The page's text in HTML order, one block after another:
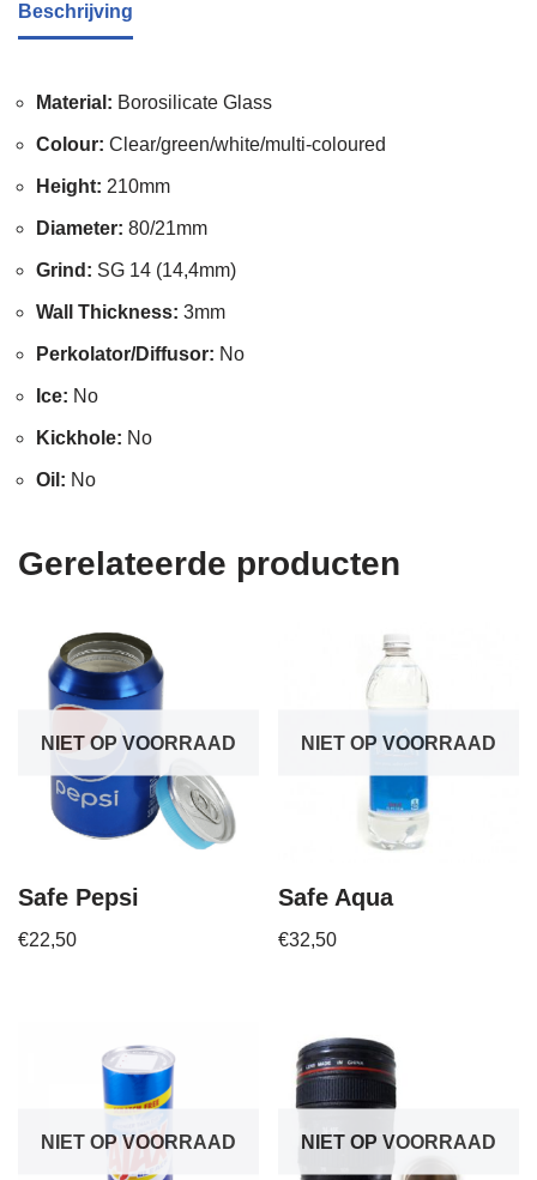
Beschrijving
Material: Borosilicate Glass
Colour: Clear/green/white/multi-coloured
Height: 210mm
Diameter: 80/21mm
Grind: SG 14 (14,4mm)
Wall Thickness: 3mm
Perkolator/Diffusor: No
Ice: No
Kickhole: No
Oil: No
Gerelateerde producten
NIET OP VOORRAAD
Safe Pepsi
€22,50
NIET OP VOORRAAD
Safe Aqua
€32,50
NIET OP VOORRAAD NIET OP VOORRAAD